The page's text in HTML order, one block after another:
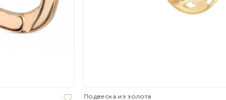
Подвеска из золота